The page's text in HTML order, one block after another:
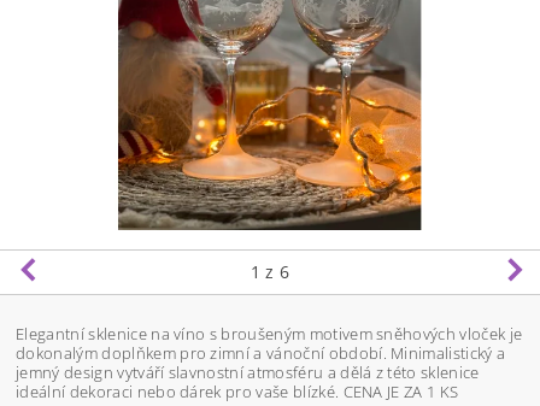
1 z 6
Elegantní sklenice na víno s broušeným motivem sněhových vloček je
dokonalým doplňkem pro zimní a vánoční období. Minimalistický a
jemný design vytváří slavnostní atmosféru a dělá z této sklenice
ideální dekoraci nebo dárek pro vaše blízké. CENA JE ZA 1 KS